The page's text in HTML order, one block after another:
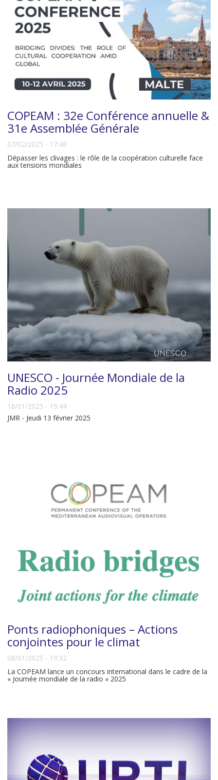
COPEAM : 32e Conférence annuelle &
31e Assemblée Générale
07/02/2025 - 17:48
Dépasser les clivages : le rôle de la coopération culturelle face
aux tensions mondiales
UNESCO - Journée Mondiale de la
Radio 2025
18/01/2025 - 19:44
JMR - Jeudi 13 février 2025
Ponts radiophoniques – Actions
conjointes pour le climat
08/01/2025 - 19:32
La COPEAM lance un concours international dans le cadre de la
« Journée mondiale de la radio » 2025